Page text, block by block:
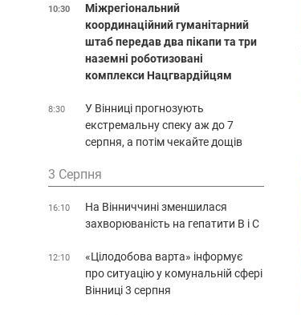
10:30
Міжрегіональний
координаційний гуманітарний
штаб передав два пікапи та три
наземні роботизовані
комплекси Нацгвардійцям
8:30
У Вінниці прогнозують
екстремальну спеку аж до 7
серпня, а потім чекайте дощів
3 Серпня
16:10
На Вінниччині зменшилася
захворюваність на гепатити В і С
12:10
«Цілодобова варта» інформує
про ситуацію у комунальній сфері
Вінниці 3 серпня